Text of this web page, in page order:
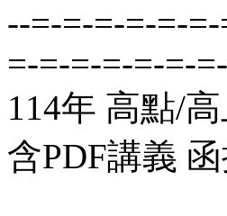
--=-=-=-=-=-
=-=-=-=-=-=-
114年 高點/
含PDF講義